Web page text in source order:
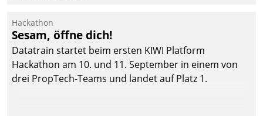
Hackathon
Sesam, öffne dich!
Datatrain startet beim ersten KIWI Platform
Hackathon am 10. und 11. September in einem von
drei PropTech-Teams und landet auf Platz 1.